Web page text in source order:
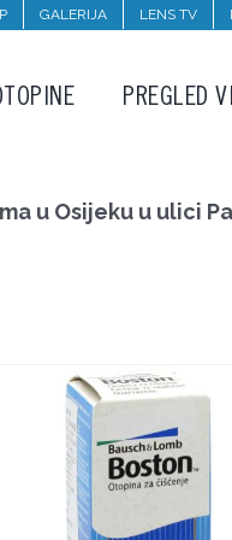
GALERIJA LENS TV
PREGLED
u Osijeku u ulici